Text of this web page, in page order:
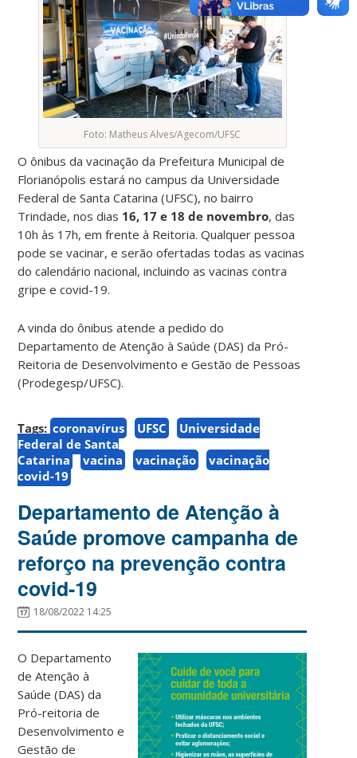
Foto: Matheus Alves/Agecom/UFSC
O ônibus da vacinação da Prefeitura Municipal de
Florianópolis estará no campus da Universidade
Federal de Santa Catarina (UFSC), no bairro
Trindade, nos dias 16, 17 e 18 de novembro, das
10h às 17h, em frente à Reitoria. Qualquer pessoa
pode se vacinar, e serão ofertadas todas as vacinas
do calendário nacional, incluindo as vacinas contra
gripe e covid-19.
A vinda do ônibus atende a pedido do
Departamento de Atenção à Saúde (DAS) da Pró-
Reitoria de Desenvolvimento e Gestão de Pessoas
(Prodegesp/UFSC).
Tags: coronavírus UFSC
Universidade
Federal de Santa
Catarina
vacina vacinação
vacinação
covid-19
Departamento de Atenção à
Saúde promove campanha de
reforço na prevenção contra
covid-19
18/08/2022 14:25
O Departamento
de Atenção à
Saúde (DAS) da
Pró-reitoria de
Desenvolvimento e
Gestão de